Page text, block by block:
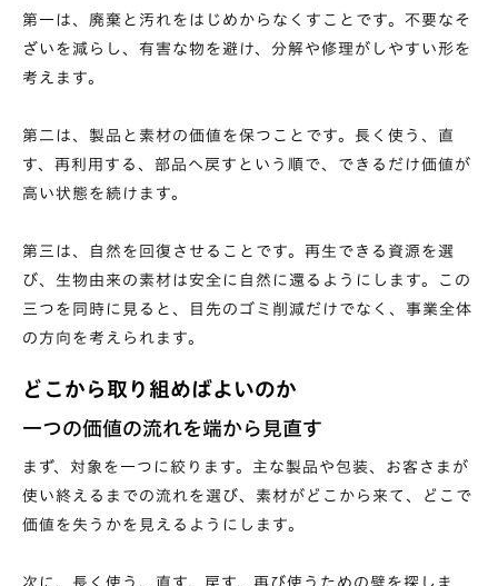
第一は、廃棄と汚れをはじめからなくすことです。不要なそ
ざいを減らし、有害な物を避け、分解や修理がしやすい形を
考えます。
第二は、製品と素材の価値を保つことです。長く使う、直
す、再利用する、部品へ戻すという順で、できるだけ価値が
高い状態を続けます。
第三は、自然を回復させることです。再生できる資源を選
び、生物由来の素材は安全に自然に還るようにします。この
三つを同時に見ると、目先のゴミ削減だけでなく、事業全体
の方向を考えられます。
どこから取り組めばよいのか
一つの価値の流れを端から見直す
まず、対象を一つに絞ります。主な製品や包装、お客さまが
使い終えるまでの流れを選び、素材がどこから来て、どこで
価値を失うかを見えるようにします。